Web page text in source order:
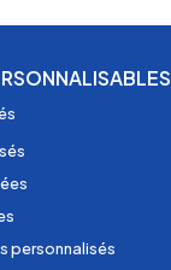
personnalisés